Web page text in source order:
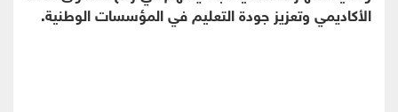
الأكاديمي وتعزيز جودة التعليم في المؤسسات الوطنية.